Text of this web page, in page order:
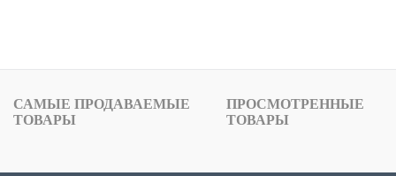
САМЫЕ ПРОДАВАЕМЫЕ
ТОВАРЫ
ПРОСМОТРЕННЫЕ
ТОВАРЫ